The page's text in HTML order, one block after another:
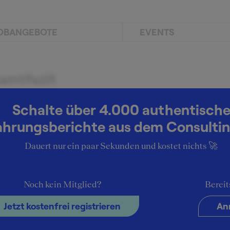
EVENTS
Handlungsspielraum. Zudem tolle Kollegen
der Arbeit
Schalte über 4.000 authentische
aus dem
Dauert nur ein paar Sekunden und kostet nichts 🚀
Noch kein Mitglied?
Jetzt kostenfrei registrieren